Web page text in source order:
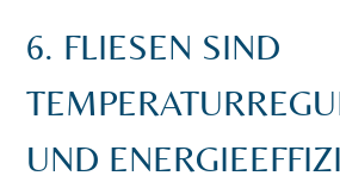
6. FLIESEN SIND
UND